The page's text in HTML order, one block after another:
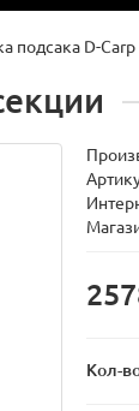
подсака D-
Кол-